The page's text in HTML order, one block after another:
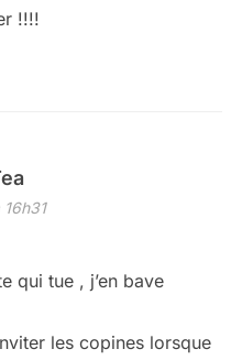
!!!!
qui tue , j’en bave
les copines lorsque